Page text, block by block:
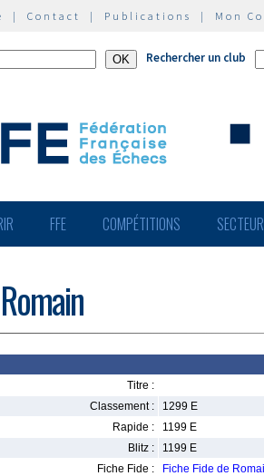
| Contact | Publications | Mon
Rechercher un club
FFE COMPÉTITIONS
Titre :
Classement :
1299 E
Rapide :
1199 E
Blitz :
1199 E
Fiche Fide :
Fiche Fide de